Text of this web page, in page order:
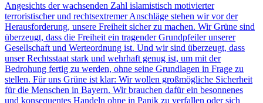
Angesichts der wachsenden Zahl islamistisch motivierter
terroristischer und rechtsextremer Anschläge stehen wir vor der
Herausforderung, unsere Freiheit sicher zu machen. Wir Grüne sind
überzeugt, dass die Freiheit ein tragender Grundpfeiler unserer
Gesellschaft und Werteordnung ist. Und wir sind überzeugt, dass
unser Rechtsstaat stark und wehrhaft genug ist, um mit der
Bedrohung fertig zu werden, ohne seine Grundlagen in Frage zu
stellen. Für uns Grüne ist klar: Wir wollen großmögliche Sicherheit
für die Menschen in Bayern. Wir brauchen dafür ein besonnenes
und konsequentes Handeln ohne in Panik zu verfallen oder sich